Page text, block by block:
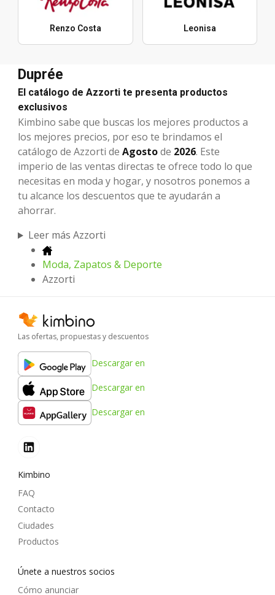
Renzo Costa Leonisa
Duprée
El catálogo de Azzorti te presenta productos
exclusivos
Kimbino sabe que buscas los mejores productos a
los mejores precios, por eso te brindamos el
catálogo de Azzorti de Agostode 2026. Este
imperio de las ventas directas te ofrece todo lo que
necesitas en moda y hogar, y nosotros ponemos a
tu alcance los descuentos que te ayudarán a
ahorrar.
Leer más Azzorti
Moda, Zapatos & Deporte
Azzorti
Las ofertas, propuestas y descuentos
Descargar en
Descargar en
Descargar en
Kimbino
FAQ
Contacto
Ciudades
Productos
Únete a nuestros socios
Cómo anunciar